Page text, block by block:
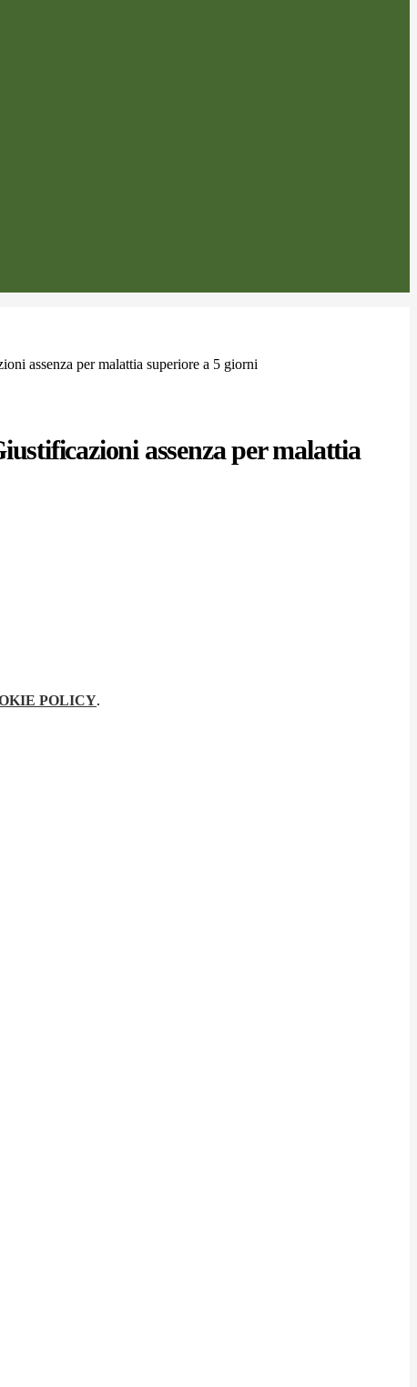
assenza per malattia superiore a 5 giorni
assenza per malattia
POLICY.